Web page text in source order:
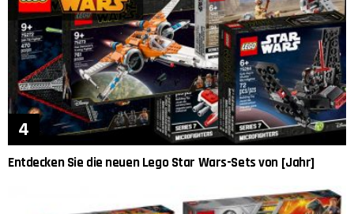
Entdecken Sie die neuen Lego Star Wars-Sets von [Jahr]